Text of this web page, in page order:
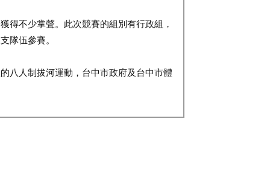
不少掌聲。此次競賽的組別有行政組，
隊伍參賽。
人制拔河運動，台中市政府及台中市體